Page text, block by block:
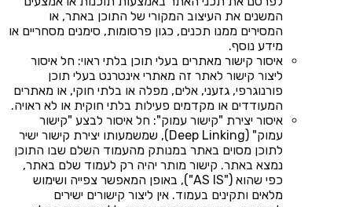
המשנים את העיצוב המקורי של התוכן באתר, או
המסירים ממנו תכנים, כגון פרסומות, סימנים מסחריים או
מידע נוסף.
איסור קישור מאתרים בעלי תוכן בלתי ראוי: חל איסור
ליצור קישור לאתר זה מאתרי אינטרנט בעלי תוכן
פורנוגרפי, גזעני, אלים, מפלה או בלתי חוקי, או מאתרים
המעודדים או מקדמים פעילות בלתי חוקית או לא ראויה.
איסור יצירת "קישור עמוק": חל איסור לבצע "קישור
עמוק" (Deep Linking), שמשמעותו יצירת קישור ישיר
לתוכן מסוים באתר במנותק מהעמוד השלם שבו התוכן
נמצא באתר. קישור מותר יהיה רק לעמוד שלם באתר,
כפי שהוא ("AS IS"), באופן המאפשר צפייה ושימוש
מלאים ותקינים בעמוד. אין ליצור קישורים ישירים